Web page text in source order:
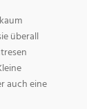
überall
auch eine